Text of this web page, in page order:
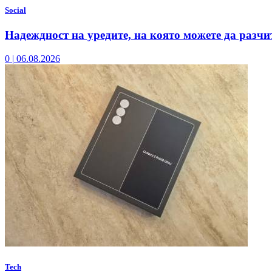
Social
Надеждност на уредите, на която можете да
0 | 06.08.2026
Tech